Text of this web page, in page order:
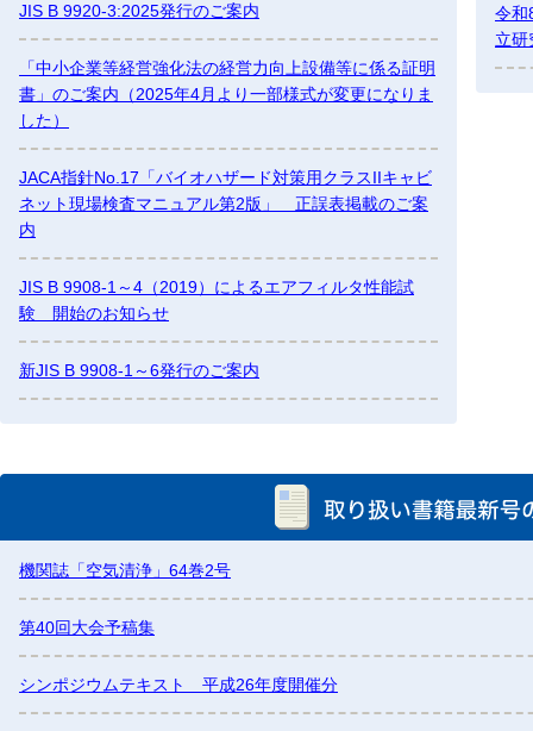
JIS B 9920-3:2025発行のご案内
「中小企業等経営強化法の経営力向上設備等に係る証明
書」のご案内（2025年4月より一部様式が変更になりま
した）
JACA指針No.17「バイオハザード対策用クラスIIキャビ
ネット現場検査マニュアル第2版」 正誤表掲載のご案
内
JIS B 9908-1～4（2019）によるエアフィルタ性能試
験 開始のお知らせ
新JIS B 9908-1～6発行のご案内
令和
立研
機関誌「空気清浄」64巻2号
第40回大会予稿集
シンポジウムテキスト 平成26年度開催分